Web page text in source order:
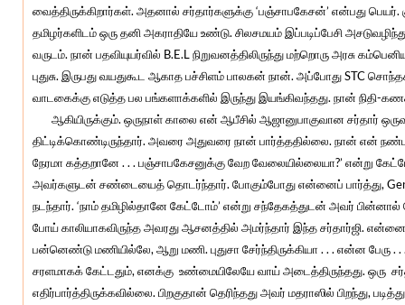
வைத்திருக்கிறார்கள். அதனால் சர்தார்களுக்கு ‘பஞ்சாபகேசன்’ என்பது பெயர்.
தமிழர்களிடம் ஒரு தனி அகராதியே உண்டு. சிலசமயம் இப்படிப்பேசி
வருடம். நான் பதவியுயர்வில் B.E.L நிறுவனத்திலிருந்து மற்றொரு அரசு
புதுசு. இருபது வயதுகூட ஆகாத பச்சிளம் பாலகன் நான். அப்போது STC
வாடகைக்கு எடுத்த பல பங்களாக்களில் இருந்து இயங்கிவந்தது. நான் நிதி-
ஆகியிருக்கும். ஒருநாள் காலை என் ஆபீசில் ஆஜானுபாகுவான சர்தார்
திட்டிக்கொண்டிருந்தார். அவரை அதுவரை நான் பார்த்ததில்லை. நான் என்
நேரமா கத்தறானே . . . பஞ்சாபகேசனுக்கு வேற வேலையில்லையா?’ என்று
அவர்களுடன் சண்டையைத் தொடர்ந்தார். போகும்போது என்னைப் பார்த்து,
நடந்தார். ‘நாம் தமிழில்தானே கேட்டோம்’ என்று சந்தேகத்துடன் அவர்
போய் காலியாகவிருந்த அவரது ஆசனத்தில் அமர்ந்தார் இந்த சர்தார்ஜி. என்னை
பன்னெண்டு மணியில்லே, ஆறு மணி. புதுசா சேர்ந்திருக்கியா . . . என்ன
சரளமாகக் கேட்டதும், எனக்கு உண்மையிலேயே வாய் அடைத்திருந்தது. ஒரு
எதிர்பார்த்திருக்கவில்லை. பிறகுதான் தெரிந்தது அவர் மதராஸில் பிறந்து,